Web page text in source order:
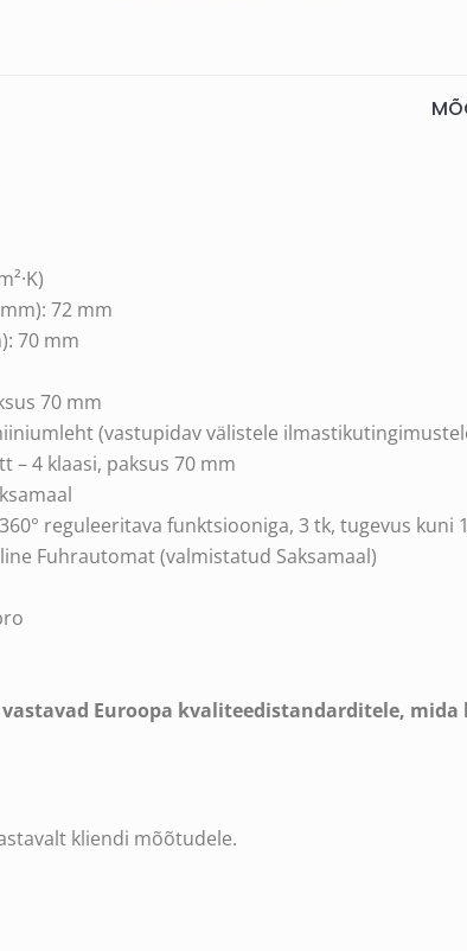
72 mm
70 mm
70 mm
(vastupidav välistele
– 4 klaasi, paksus 70 mm
reguleeritava funktsiooniga, 3 tk, tugevus kuni
Fuhrautomat (valmistatud Saksamaal)
Euroopa kvaliteedistandarditele,
kliendi mõõtudele.